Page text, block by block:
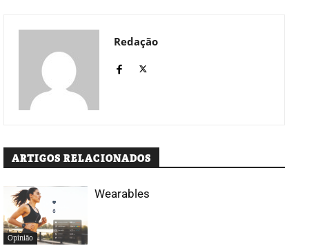
Redação
ARTIGOS RELACIONADOS
Opinião
Wearables